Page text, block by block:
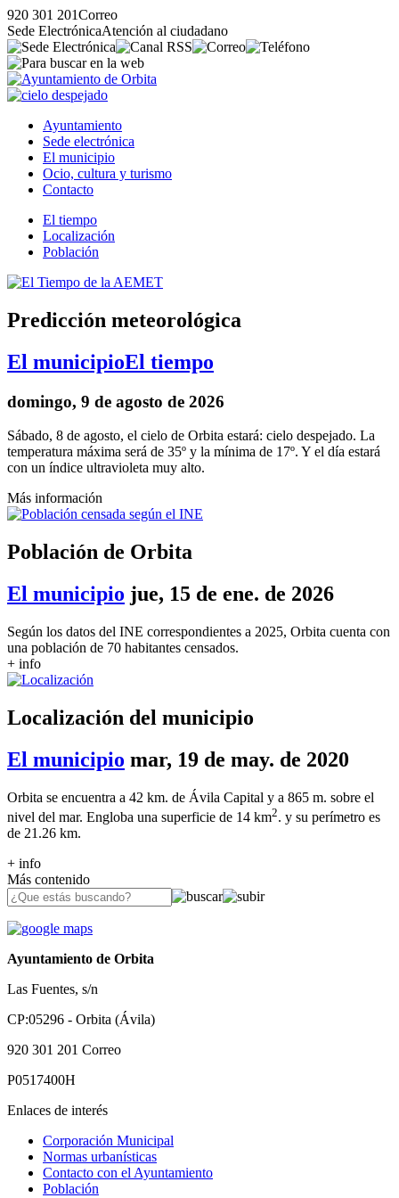
920 301 201Correo
Sede ElectrónicaAtención al ciudadano
Ayuntamiento
Sede electrónica
El municipio
Ocio, cultura y turismo
Contacto
El tiempo
Localización
Población
Predicción meteorológica
El municipioEl tiempo
domingo, 9 de agosto de 2026
Sábado, 8 de agosto, el cielo de Orbita estará: cielo despejado. La
temperatura máxima será de 35º y la mínima de 17º. Y el día estará
con un índice ultravioleta muy alto.
Más información
Población de Orbita
El municipio jue, 15 de ene. de 2026
Según los datos del INE correspondientes a 2025, Orbita cuenta con
una población de 70 habitantes censados.
+ info
Localización del municipio
El municipio mar, 19 de may. de 2020
Orbita se encuentra a 42 km. de Ávila Capital y a 865 m. sobre el
nivel del mar. Engloba una superficie de 14 km2. y su perímetro es
de 21.26 km.
+ info
Más contenido
Ayuntamiento de Orbita
Las Fuentes, s/n
CP:05296 - Orbita (Ávila)
920 301 201 Correo
P0517400H
Enlaces de interés
Corporación Municipal
Normas urbanísticas
Contacto con el Ayuntamiento
Población